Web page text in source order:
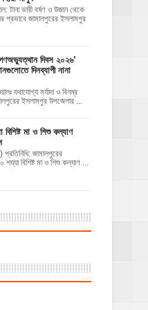
ভারী বর্ষণ ও উজান থেকে
প্রভাবে জামালপুরের ইসলামপুর
দিবস ২০২৬’
দিনব্যাপী নানা
‎​যথাযোগ্য মর্যাদা ও বিনম্র
ইসলামপুর উপজেলার ...
মা ও শিশু কল্যাণ
জামালপুরের
বিশিষ্ট মা ও শিশু কল্যাণ ...